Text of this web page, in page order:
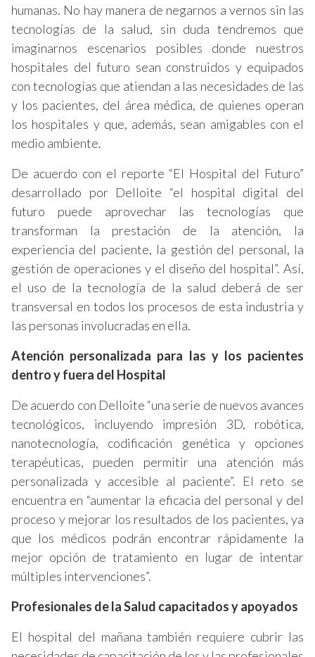
humanas. No hay manera de negarnos a vernos sin las
tecnologías de la salud, sin duda tendremos que
imaginarnos escenarios posibles donde nuestros
hospitales del futuro sean construidos y equipados
con tecnologías que atiendan a las necesidades de las
y los pacientes, del área médica, de quienes operan
los hospitales y que, además, sean amigables con el
medio ambiente.
De acuerdo con el reporte “El Hospital del Futuro”
desarrollado por Delloite “el hospital digital del
futuro puede aprovechar las tecnologías que
transforman la prestación de la atención, la
experiencia del paciente, la gestión del personal, la
gestión de operaciones y el diseño del hospital”. Así,
el uso de la tecnología de la salud deberá de ser
transversal en todos los procesos de esta industria y
las personas involucradas en ella.
Atención personalizada para las y los pacientes
dentro y fuera del Hospital
De acuerdo con Delloite “una serie de nuevos avances
tecnológicos, incluyendo impresión 3D, robótica,
nanotecnología, codificación genética y opciones
terapéuticas, pueden permitir una atención más
personalizada y accesible al paciente”. El reto se
encuentra en “aumentar la eficacia del personal y del
proceso y mejorar los resultados de los pacientes, ya
que los médicos podrán encontrar rápidamente la
mejor opción de tratamiento en lugar de intentar
múltiples intervenciones”.
Profesionales de la Salud capacitados y apoyados
El hospital del mañana también requiere cubrir las